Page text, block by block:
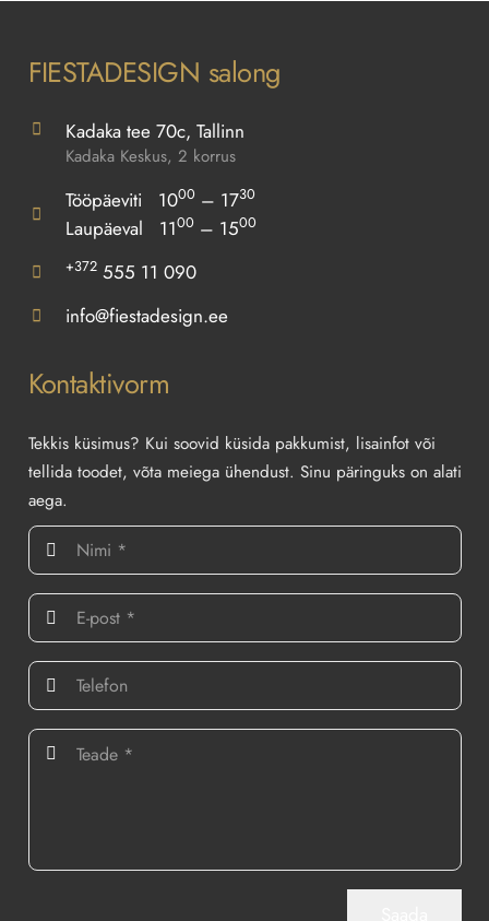
FIESTADESIGN salong
Kadaka tee 70c, Tallinn
Kadaka Keskus, 2 korrus
Tööpäeviti 1000 – 1730
Laupäeval 1100 – 1500
+372 555 11 090
info@fiestadesign.ee
Kontaktivorm
Tekkis küsimus? Kui soovid küsida pakkumist, lisainfot või
tellida toodet, võta meiega ühendust. Sinu päringuks on alati
aega.